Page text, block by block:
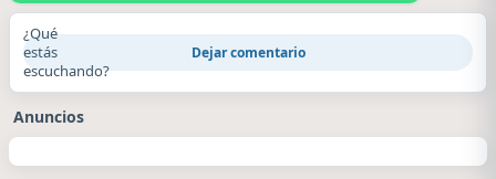
¿Qué
estás
escuchando?
Dejar comentario
Anuncios